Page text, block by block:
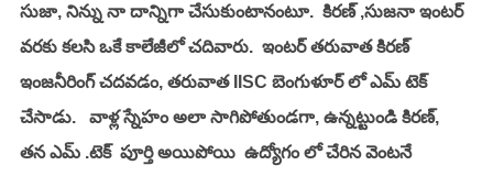
సుజా, నిన్ను నా దాన్నిగా చేసుకుంటానంటూ.  కిరణ్ ,సుజనా ఇంటర్
వరకు కలసి ఒకే కాలేజీలో చదివారు.  ఇంటర్ తరువాత కిరణ్
ఇంజనీరింగ్ చదవడం, తరువాత IISC బెంగుళూర్ లో ఎమ్ టెక్
చేసాడు.   వాళ్ల స్నేహం అలా సాగిపోతుండగా, ఉన్నట్టుండి కిరణ్,
తన ఎమ్ .టెక్  పూర్తి అయిపోయి  ఉద్యోగం లో చేరిన వెంటనే